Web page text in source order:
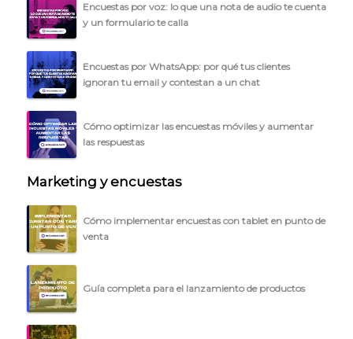
PLANTILLAS
PRECIOS
BLOG
ACCEDER →
Encuestas por voz: lo que una nota de audio te cuenta
y un formulario te calla
Encuestas por WhatsApp: por qué tus clientes
ignoran tu email y contestan a un chat
Cómo optimizar las encuestas móviles y aumentar
las respuestas
Marketing y encuestas
Cómo implementar encuestas con tablet en punto de
venta
Guía completa para el lanzamiento de productos